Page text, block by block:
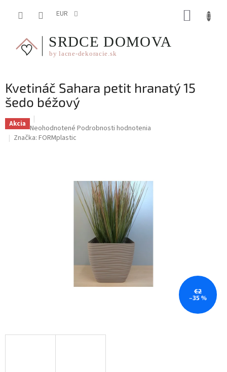
EUR
Kvetináč Sahara petit hranatý 15
šedo béžový
Akcia Priemerné
hodnotenie
Neohodnotené Podrobnosti hodnotenia
Značka: FORMplastic
€2
–35 %